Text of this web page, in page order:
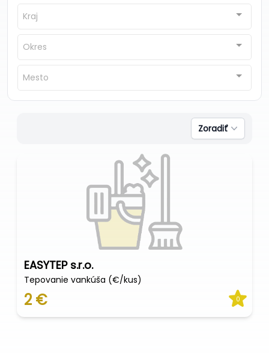
Kraj
Okres
Mesto
Zoradiť
EASYTEP s.r.o.
Tepovanie vankúša (€/kus)
2 € 0